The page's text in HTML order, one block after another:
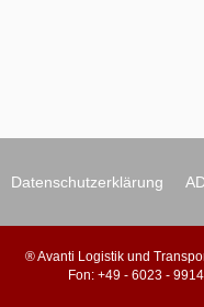
Datenschutzerklärung
® Avanti Logistik und
Fon: +49 - 6023 -